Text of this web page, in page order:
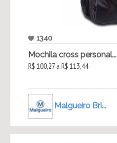
1340
Mochila cross personal...
R$ 100,27 a R$ 113,44
Malgueiro Bri...